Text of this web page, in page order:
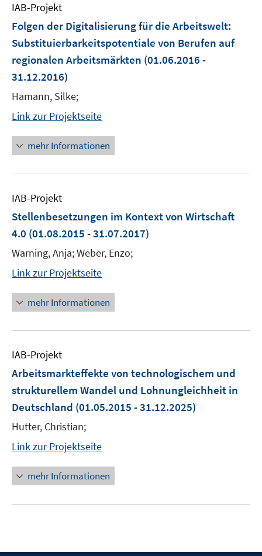
IAB-Projekt
Folgen der Digitalisierung für die Arbeitswelt:
Substituierbarkeitspotentiale von Berufen auf
regionalen Arbeitsmärkten (01.06.2016 -
31.12.2016)
Hamann, Silke;
Link zur Projektseite
mehr Informationen
IAB-Projekt
Stellenbesetzungen im Kontext von Wirtschaft
4.0 (01.08.2015 - 31.07.2017)
Warning, Anja; Weber, Enzo;
Link zur Projektseite
mehr Informationen
IAB-Projekt
Arbeitsmarkteffekte von technologischem und
strukturellem Wandel und Lohnungleichheit in
Deutschland (01.05.2015 - 31.12.2025)
Hutter, Christian;
Link zur Projektseite
mehr Informationen